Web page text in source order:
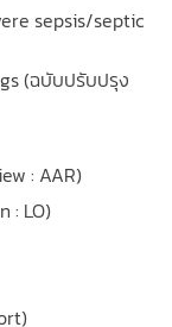
sepsis/septic
(ฉบับปรับปรุง
: AAR)
: LO)